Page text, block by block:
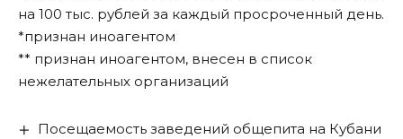
на 100 тыс. рублей за каждый просроченный день.
*признан иноагентом
** признан иноагентом, внесен в список
нежелательных организаций
Посещаемость заведений общепита на Кубани